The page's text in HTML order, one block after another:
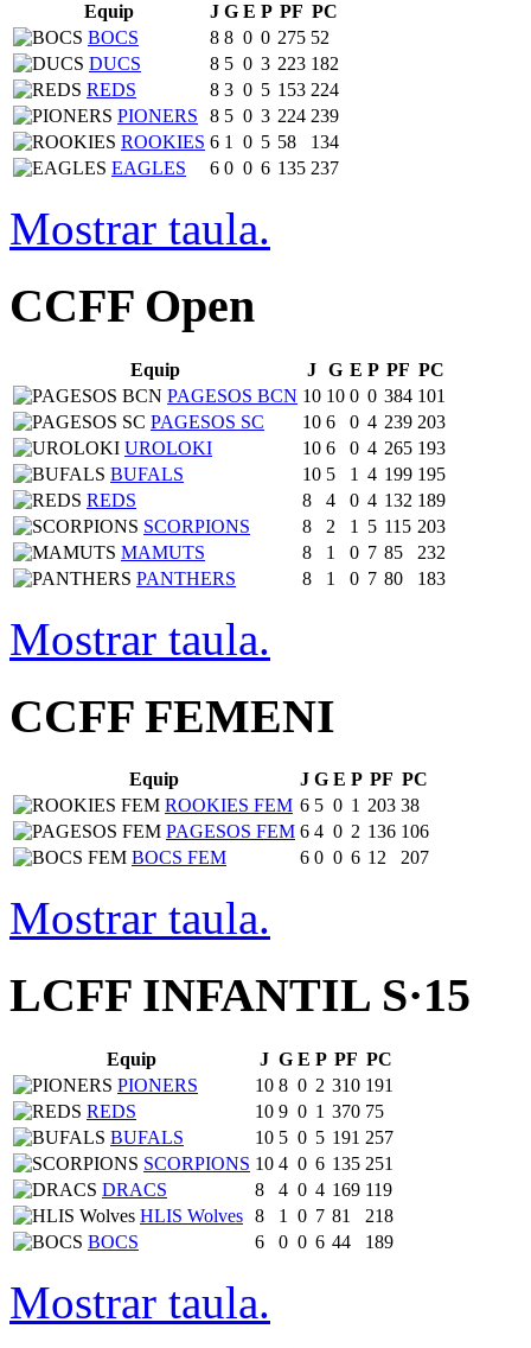
Equip J G E P PF PC
BOCS
8 8 0 0 275 52
DUCS
8 5 0 3 223 182
REDS
8 3 0 5 153 224
PIONERS
8 5 0 3 224 239
ROOKIES 6 1 0 5 58
134
EAGLES
6 0 0 6 135 237
Mostrar taula.
CCFF Open
Equip J G E P PF PC
PAGESOS BCN 10 10 0 0 384 101
PAGESOS SC
10 6 0 4 239 203
UROLOKI
10 6 0 4 265 193
BUFALS
10 5 1 4 199 195
REDS
8 4 0 4 132 189
SCORPIONS
8 2 1 5 115 203
MAMUTS
8 1 0 7 85
232
PANTHERS
8 1 0 7 80 183
Mostrar taula.
CCFF FEMENI
Equip J G E P PF PC
ROOKIES FEM 6 5 0 1 203 38
PAGESOS FEM 6 4 0 2 136 106
BOCS FEM
6 0 0 6 12 207
Mostrar taula.
LCFF INFANTIL S·15
Equip J G E P PF PC
PIONERS
10 8 0 2 310 191
REDS
10 9 0 1 370 75
BUFALS
10 5 0 5 191 257
SCORPIONS 10 4 0 6 135 251
DRACS
8 4 0 4 169 119
HLIS Wolves 8 1 0 7 81
218
BOCS
6 0 0 6 44 189
Mostrar taula.